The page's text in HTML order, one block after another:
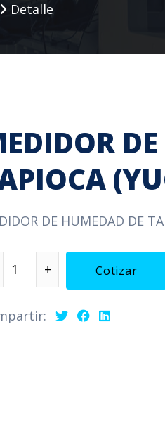
Detalle
DE HUMEDAD DE
Cotizar